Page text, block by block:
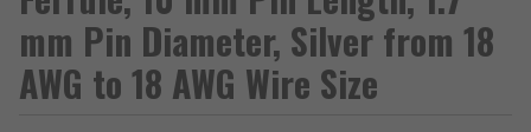
mm Pin Diameter, Silver from 18
AWG to 18 AWG Wire Size